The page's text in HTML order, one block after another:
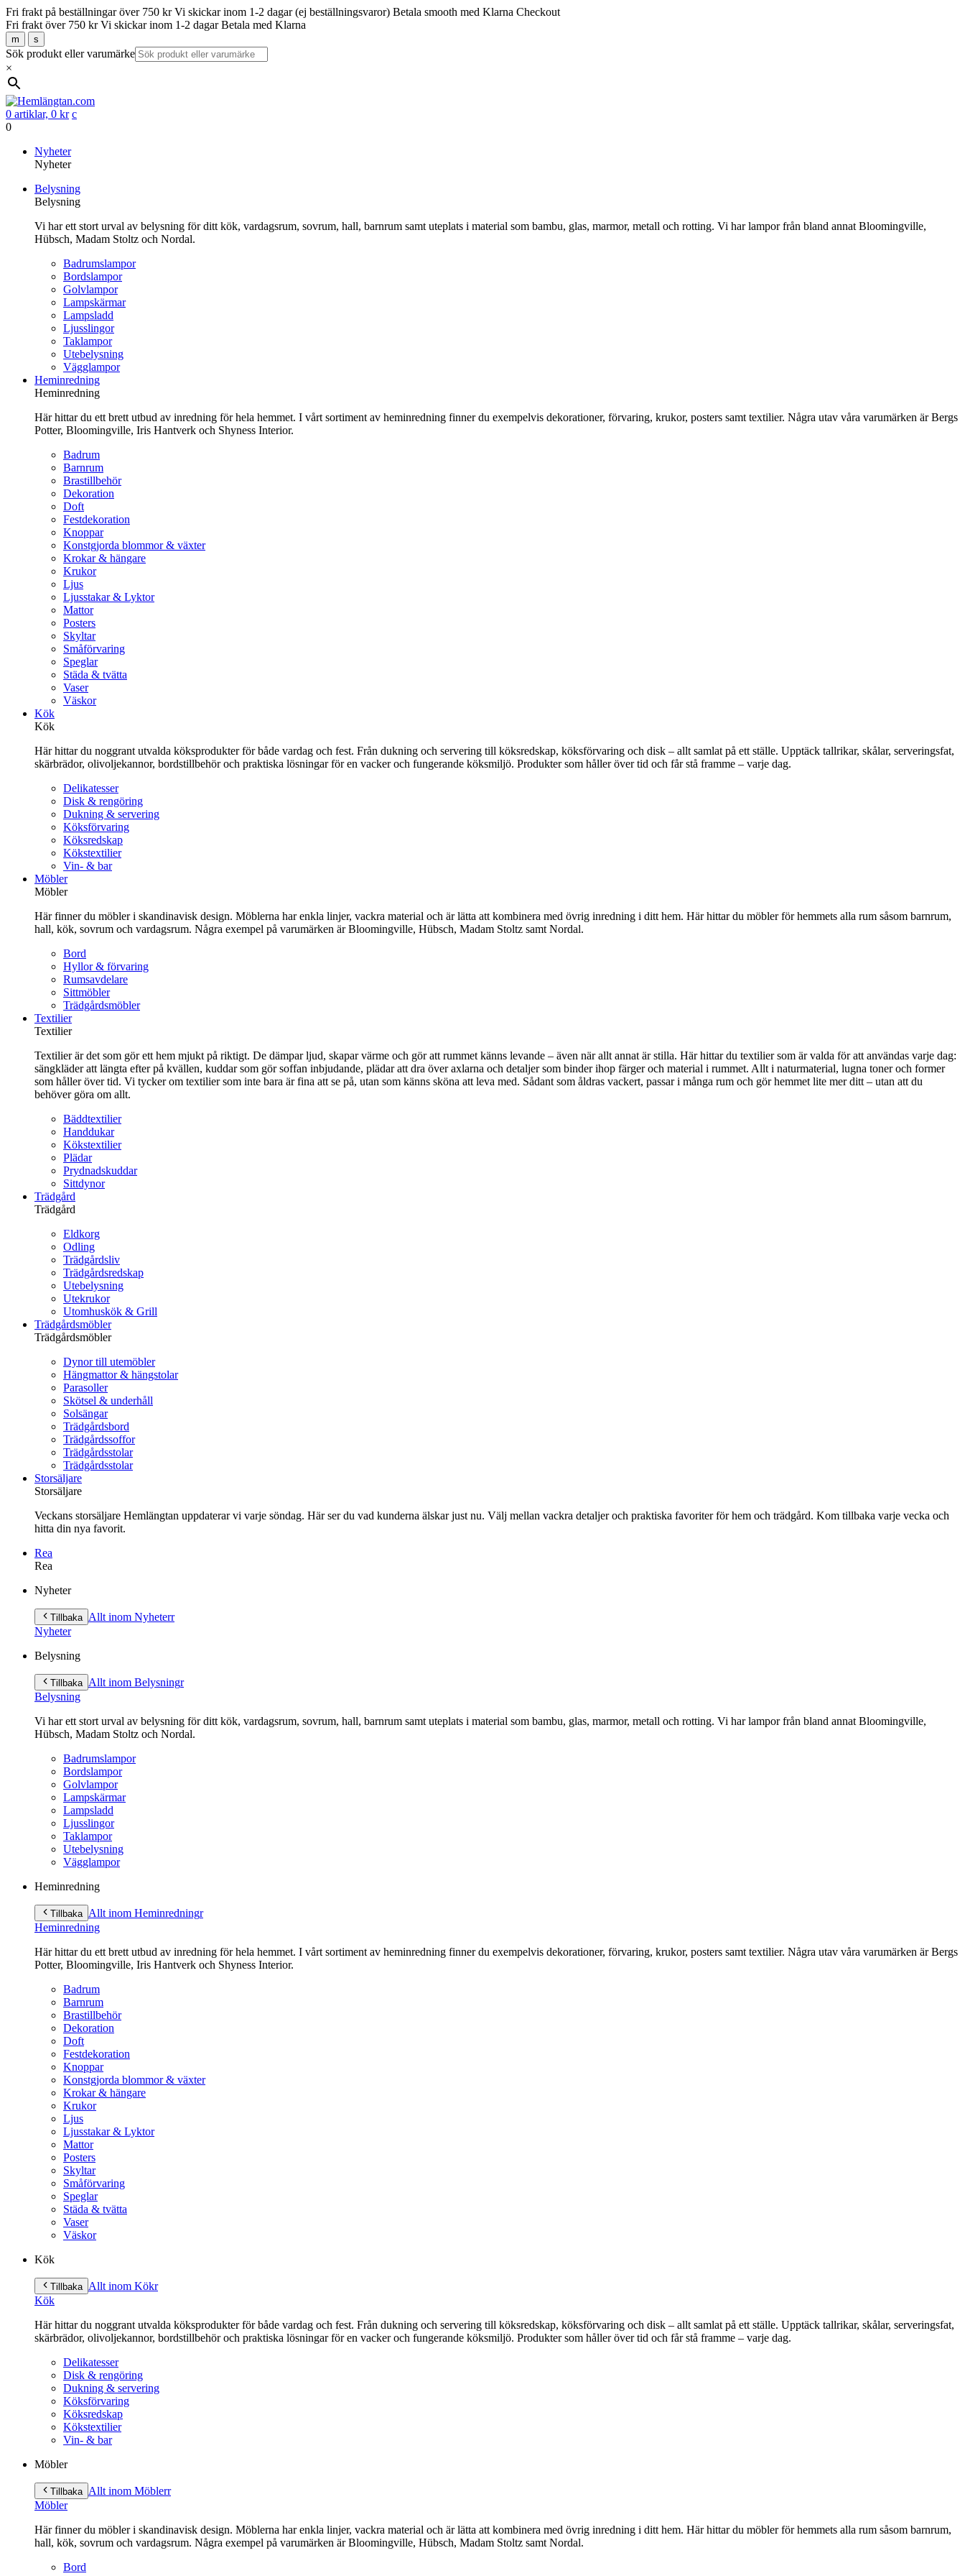
Fri frakt på beställningar över 750 kr Vi skickar inom 1-2 dagar (ej beställningsvaror) Betala smooth med Klarna Checkout
Fri frakt över 750 kr Vi skickar inom 1-2 dagar Betala med Klarna
m s
Sök produkt eller varumärke
×
0 artiklar, 0 kr c
0
innehåll
Nyheter
Nyheter
Belysning
Belysning
Vi har ett stort urval av belysning för ditt kök, vardagsrum, sovrum, hall, barnrum samt uteplats i material som bambu, glas, marmor, metall och rotting. Vi har lampor från bland annat Bloomingville,
Hübsch, Madam Stoltz och Nordal.
Badrumslampor
Bordslampor
Golvlampor
Lampskärmar
Lampsladd
Ljusslingor
Taklampor
Utebelysning
Vägglampor
Heminredning
Heminredning
Här hittar du ett brett utbud av inredning för hela hemmet. I vårt sortiment av heminredning finner du exempelvis dekorationer, förvaring, krukor, posters samt textilier. Några utav våra varumärken är Bergs
Potter, Bloomingville, Iris Hantverk och Shyness Interior.
Badrum
Barnrum
Brastillbehör
Dekoration
Doft
Festdekoration
Knoppar
Konstgjorda blommor & växter
Krokar & hängare
Krukor
Ljus
Ljusstakar & Lyktor
Mattor
Posters
Skyltar
Småförvaring
Speglar
Städa & tvätta
Vaser
Väskor
Kök
Kök
Här hittar du noggrant utvalda köksprodukter för både vardag och fest. Från dukning och servering till köksredskap, köksförvaring och disk – allt samlat på ett ställe. Upptäck tallrikar, skålar, serveringsfat,
skärbrädor, olivoljekannor, bordstillbehör och praktiska lösningar för en vacker och fungerande köksmiljö. Produkter som håller över tid och får stå framme – varje dag.
Delikatesser
Disk & rengöring
Dukning & servering
Köksförvaring
Köksredskap
Kökstextilier
Vin- & bar
Möbler
Möbler
Här finner du möbler i skandinavisk design. Möblerna har enkla linjer, vackra material och är lätta att kombinera med övrig inredning i ditt hem. Här hittar du möbler för hemmets alla rum såsom barnrum,
hall, kök, sovrum och vardagsrum. Några exempel på varumärken är Bloomingville, Hübsch, Madam Stoltz samt Nordal.
Bord
Hyllor & förvaring
Rumsavdelare
Sittmöbler
Trädgårdsmöbler
Textilier
Textilier
Textilier är det som gör ett hem mjukt på riktigt. De dämpar ljud, skapar värme och gör att rummet känns levande – även när allt annat är stilla. Här hittar du textilier som är valda för att användas varje dag:
sängkläder att längta efter på kvällen, kuddar som gör soffan inbjudande, plädar att dra över axlarna och detaljer som binder ihop färger och material i rummet. Allt i naturmaterial, lugna toner och former
som håller över tid. Vi tycker om textilier som inte bara är fina att se på, utan som känns sköna att leva med. Sådant som åldras vackert, passar i många rum och gör hemmet lite mer ditt – utan att du
behöver göra om allt.
Bäddtextilier
Handdukar
Kökstextilier
Plädar
Prydnadskuddar
Sittdynor
Trädgård
Trädgård
Eldkorg
Odling
Trädgårdsliv
Trädgårdsredskap
Utebelysning
Utekrukor
Utomhuskök & Grill
Trädgårdsmöbler
Trädgårdsmöbler
Dynor till utemöbler
Hängmattor & hängstolar
Parasoller
Skötsel & underhåll
Solsängar
Trädgårdsbord
Trädgårdssoffor
Trädgårdsstolar
Trädgårdsstolar
Storsäljare
Storsäljare
Veckans storsäljare Hemlängtan uppdaterar vi varje söndag. Här ser du vad kunderna älskar just nu. Välj mellan vackra detaljer och praktiska favoriter för hem och trädgård. Kom tillbaka varje vecka och
hitta din nya favorit.
Rea
Rea
innehåll
Nyheter
Tillbaka Allt inom Nyheterr
Nyheter
Belysning
Tillbaka Allt inom Belysningr
Belysning
Vi har ett stort urval av belysning för ditt kök, vardagsrum, sovrum, hall, barnrum samt uteplats i material som bambu, glas, marmor, metall och rotting. Vi har lampor från bland annat Bloomingville,
Hübsch, Madam Stoltz och Nordal.
Badrumslampor
Bordslampor
Golvlampor
Lampskärmar
Lampsladd
Ljusslingor
Taklampor
Utebelysning
Vägglampor
Heminredning
Tillbaka Allt inom Heminredningr
Heminredning
Här hittar du ett brett utbud av inredning för hela hemmet. I vårt sortiment av heminredning finner du exempelvis dekorationer, förvaring, krukor, posters samt textilier. Några utav våra varumärken är Bergs
Potter, Bloomingville, Iris Hantverk och Shyness Interior.
Badrum
Barnrum
Brastillbehör
Dekoration
Doft
Festdekoration
Knoppar
Konstgjorda blommor & växter
Krokar & hängare
Krukor
Ljus
Ljusstakar & Lyktor
Mattor
Posters
Skyltar
Småförvaring
Speglar
Städa & tvätta
Vaser
Väskor
Kök
Tillbaka Allt inom Kökr
Kök
Här hittar du noggrant utvalda köksprodukter för både vardag och fest. Från dukning och servering till köksredskap, köksförvaring och disk – allt samlat på ett ställe. Upptäck tallrikar, skålar, serveringsfat,
skärbrädor, olivoljekannor, bordstillbehör och praktiska lösningar för en vacker och fungerande köksmiljö. Produkter som håller över tid och får stå framme – varje dag.
Delikatesser
Disk & rengöring
Dukning & servering
Köksförvaring
Köksredskap
Kökstextilier
Vin- & bar
Möbler
Tillbaka Allt inom Möblerr
Möbler
Här finner du möbler i skandinavisk design. Möblerna har enkla linjer, vackra material och är lätta att kombinera med övrig inredning i ditt hem. Här hittar du möbler för hemmets alla rum såsom barnrum,
hall, kök, sovrum och vardagsrum. Några exempel på varumärken är Bloomingville, Hübsch, Madam Stoltz samt Nordal.
Bord